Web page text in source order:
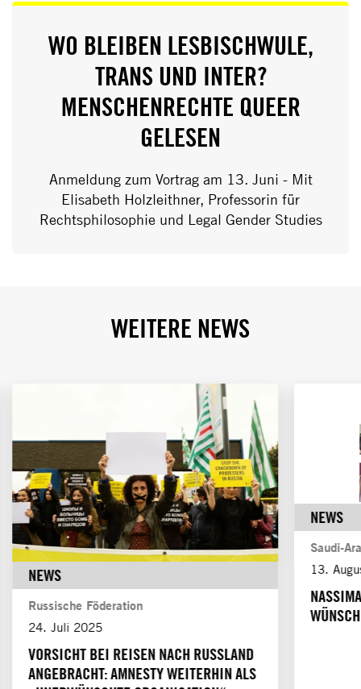
WO BLEIBEN LESBISCHWULE,
TRANS UND INTER?
MENSCHENRECHTE QUEER
GELESEN
Anmeldung zum Vortrag am 13. Juni - Mit
Elisabeth Holzleithner, Professorin für
Rechtsphilosophie und Legal Gender Studies
WEITERE NEWS
NEWS
Russische Föderation
24. Juli 2025
VORSICHT BEI REISEN NACH RUSSLAND
ANGEBRACHT: AMNESTY WEITERHIN ALS
NEWS
Saudi-
13.